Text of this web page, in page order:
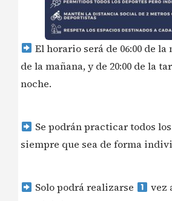
El horario será de 06:00 de la
de la mañana, y de 20:00 de la
noche.
Se podrán practicar todos
siempre que sea de forma
Solo podrá realizarse
vez